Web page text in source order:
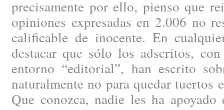
precisamente por ello, pienso que
opiniones expresadas en 2.006 no
calificable de inocente. En
destacar que sólo los adscritos,
entorno “editorial”, han escrito
naturalmente no para quedar tuertos
Que conozca, nadie les ha